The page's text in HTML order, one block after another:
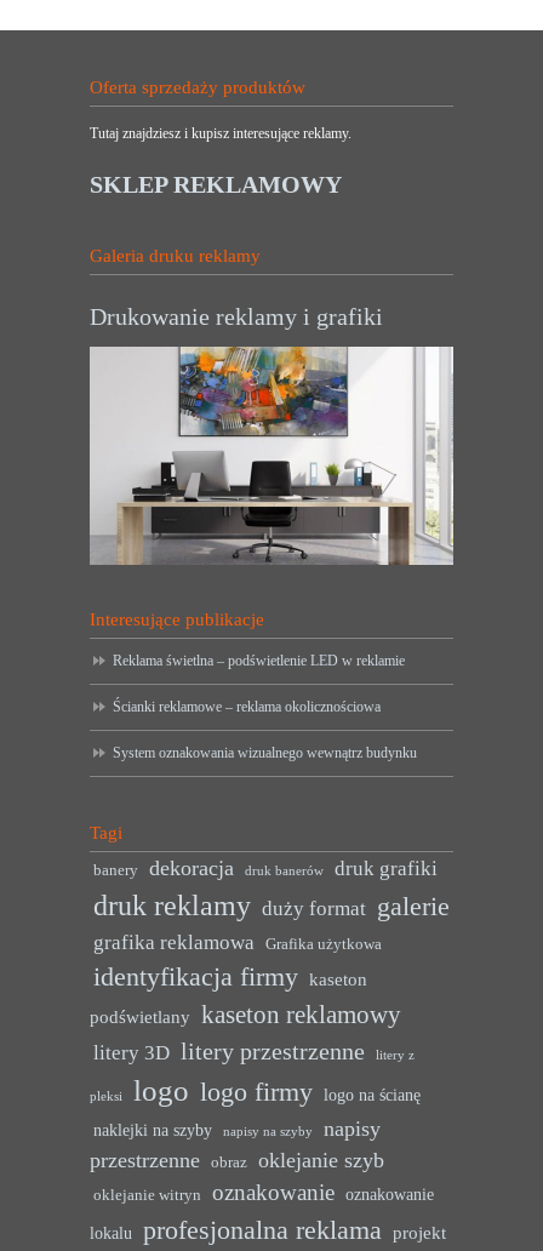
Oferta sprzedaży produktów
Tutaj znajdziesz i kupisz interesujące reklamy.
SKLEP REKLAMOWY
Galeria druku reklamy
Drukowanie reklamy i grafiki
Interesujące publikacje
Reklama świetlna – podświetlenie LED w reklamie
Ścianki reklamowe – reklama okolicznościowa
System oznakowania wizualnego wewnątrz budynku
Tagi
banery dekoracja druk banerów druk grafiki
druk reklamy duży format galerie
grafika reklamowa Grafika użytkowa
identyfikacja firmy kaseton
podświetlany kaseton reklamowy
litery 3D litery przestrzenne litery z
pleksi logo logo firmy logo na ścianę
naklejki na szyby
napisy na szyby
napisy
przestrzenne
obraz oklejanie szyb
oklejanie witryn oznakowanie oznakowanie
lokalu profesjonalna reklama projekt